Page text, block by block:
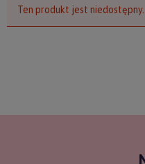
Ten produkt jest niedostępny.